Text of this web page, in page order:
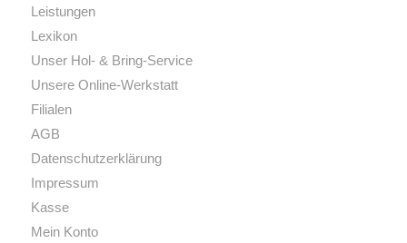
Leistungen
Lexikon
Unser Hol- & Bring-Service
Unsere Online-Werkstatt
Filialen
AGB
Datenschutzerklärung
Impressum
Kasse
Mein Konto